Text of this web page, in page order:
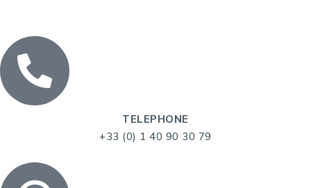
TELEPHONE
+33 (0) 1 40 90 30 79